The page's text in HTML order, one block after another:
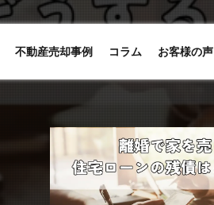
不動産売却事例 コラム お客様の声